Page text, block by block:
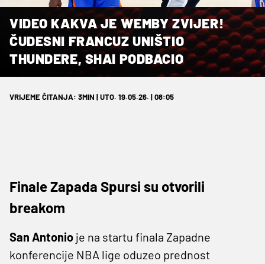
VIDEO KAKVA JE WEMBY ZVIJER!
ČUDESNI FRANCUZ UNIŠTIO
THUNDERE, SHAI PODBACIO
VRIJEME ČITANJA: 3MIN | UTO. 19.05.26. | 08:05
Finale Zapada Spursi su otvorili
breakom
San Antonio je na startu finala Zapadne
konferencije NBA lige oduzeo prednost